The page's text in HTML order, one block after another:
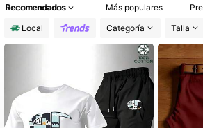
Recomendados Más populares
Local
Categoría Talla